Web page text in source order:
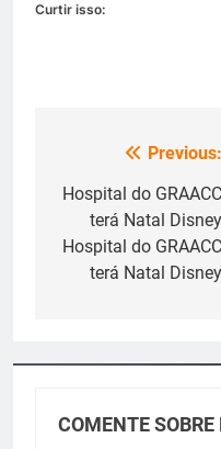
Curtir isso:
Navegação
de
Post
Previous:
Hospital do GRAACC
terá Natal Disney
Hospital do GRAACC
terá Natal Disney
COMENTE